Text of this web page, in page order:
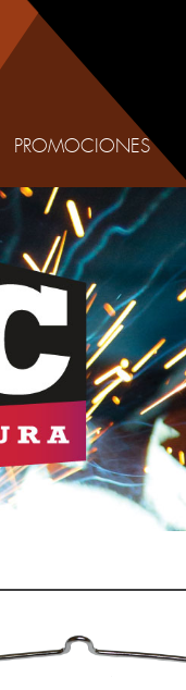
PROMOCIONES